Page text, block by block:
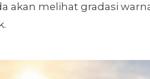
akan melihat gradasi